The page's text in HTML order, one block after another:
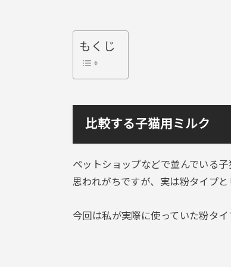
もくじ
比較する子猫用ミルク
ペットショップなどで並んでいる
思われがちですが、実は粉タイプ
今回は私が実際に使っていた粉タ